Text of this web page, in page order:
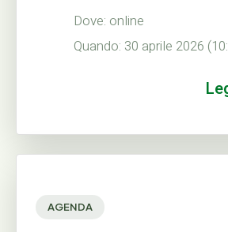
Dove: online
Quando: 30 aprile 2026
AGENDA